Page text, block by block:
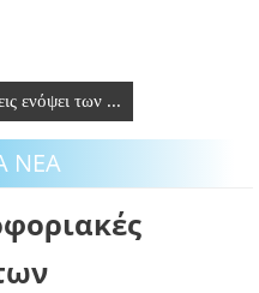
ενόψει των ...
ΝΕΑ